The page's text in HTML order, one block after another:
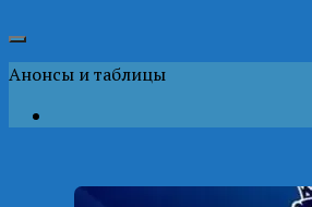
Анонсы и таблицы